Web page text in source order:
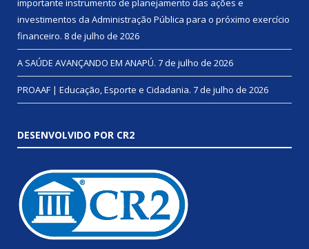
importante instrumento de planejamento das ações e
investimentos da Administração Pública para o próximo exercício
financeiro. 8 de julho de 2026
A SAÚDE AVANÇANDO EM ANAPÚ. 7 de julho de 2026
PROAAF | Educação, Esporte e Cidadania. 7 de julho de 2026
DESENVOLVIDO POR CR2